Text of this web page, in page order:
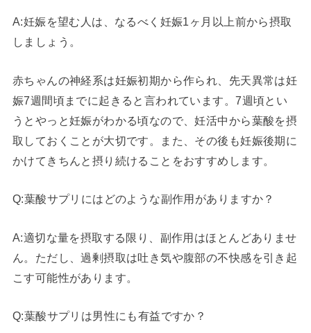
A:妊娠を望む人は、なるべく妊娠1ヶ月以上前から摂取
しましょう。
赤ちゃんの神経系は妊娠初期から作られ、先天異常は妊
娠7週間頃までに起きると言われています。7週頃とい
うとやっと妊娠がわかる頃なので、妊活中から葉酸を摂
取しておくことが大切です。また、その後も妊娠後期に
かけてきちんと摂り続けることをおすすめします。
Q:葉酸サプリにはどのような副作用がありますか？
A:適切な量を摂取する限り、副作用はほとんどありませ
ん。ただし、過剰摂取は吐き気や腹部の不快感を引き起
こす可能性があります。
Q:葉酸サプリは男性にも有益ですか？